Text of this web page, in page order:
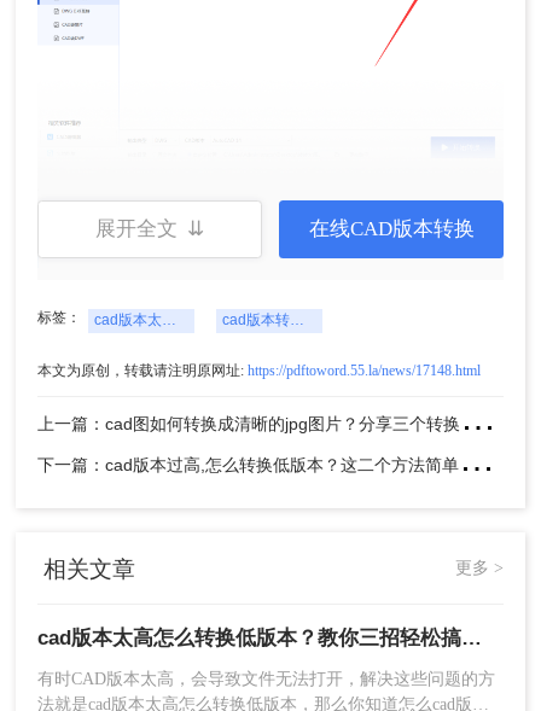
方法二：使用CAD软件的“另存为”功能
文件保存为不同的版本或格式。
1、例如，在AutoCAD中，您可以通过选择“文件”菜
单下的“另存为”选项，
2、然后在弹出的对话框中选择较低的版本或格式来
保存文件。
方法三：在线转换工具
互联网上有一些在线的CAD版本转换工具，这些工
定转换的目标版本即可。然而，使用在线工具时，
展开全文 ⇊ 在线CAD版本转换
标签： cad版本太高怎么转换低版本 cad版本转换器
本文为原创，转载请注明原网址: https://pdftoword.55.la/news/17148.html
上
一篇：cad图如何转换成清晰的jpg图片？分享三个转换方法！
下
一篇：cad版本过高,怎么转换低版本？这二个方法简单好操作！
相关文章 更多 >
cad版本太高怎么转换低版本？教你三招轻松搞定！
有时CAD版本太高，会导致文件无法打开，解决这些问题的方
法就是cad版本太高怎么转换低版本，那么你知道怎么cad版本